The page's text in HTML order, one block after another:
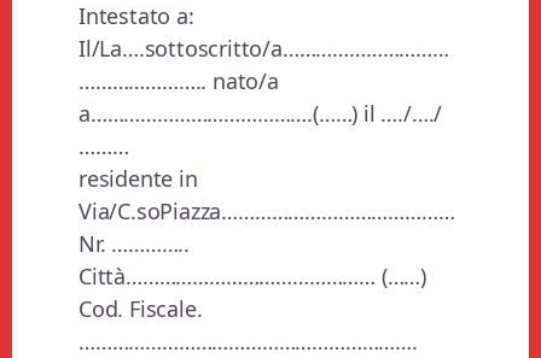
Intestato a:
Il/La….sottoscritto/a…………………………
………………….. nato/a
a………………………………….(……) il …./…./
………
residente in
Via/C.soPiazza……………………………………
Nr. …………..
Città……………………………………… (……)
Cod. Fiscale.
…………………………………………………….